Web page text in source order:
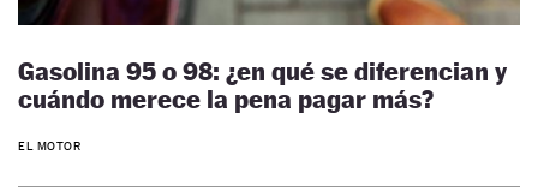
Gasolina 95 o 98: ¿en qué se diferencian y
cuándo merece la pena pagar más?
EL MOTOR